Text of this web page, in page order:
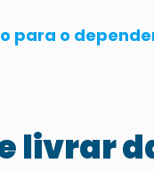
para o
livrar